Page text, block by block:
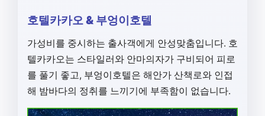
호텔카카오 & 부엉이호텔
가성비를 중시하는 출사객에게 안성맞춤입니다. 호
텔카카오는 스타일러와 안마의자가 구비되어 피로
를 풀기 좋고, 부엉이호텔은 해안가 산책로와 인접
해 밤바다의 정취를 느끼기에 부족함이 없습니다.